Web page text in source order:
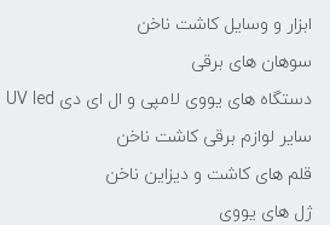
ابزار و وسایل کاشت ناخن
سوهان های برقی
دستگاه های یووی لامپی و ال ای دی UV led
سایر لوازم برقی کاشت ناخن
قلم های کاشت و دیزاین ناخن
ژل های یووی